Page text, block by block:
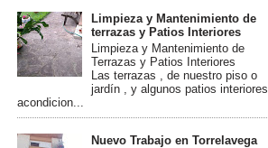
Limpieza y Mantenimiento de
terrazas y Patios Interiores
Limpieza y Mantenimiento de
Terrazas y Patios Interiores
Las terrazas , de nuestro piso o
jardín , y algunos patios interiores
acondicion...
Nuevo Trabajo en Torrelavega